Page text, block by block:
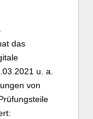
das
u. a.
von